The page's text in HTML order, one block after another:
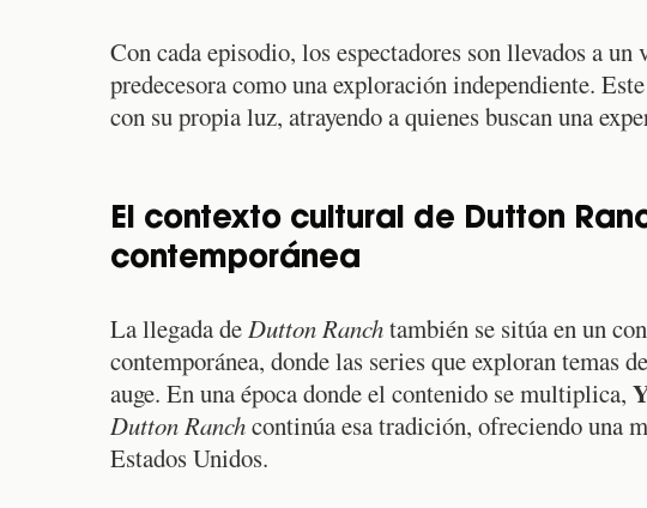
Con cada episodio, los espectadores son llevados a un
predecesora como una exploración independiente.
con su propia luz, atrayendo a quienes buscan una
El contexto cultural de Dutton
contemporánea
La llegada de Dutton Ranchtambién se sitúa en un
contemporánea, donde las series que exploran temas
auge. En una época donde el contenido se multiplica,
Dutton Ranchcontinúa esa tradición, ofreciendo una
Estados Unidos.